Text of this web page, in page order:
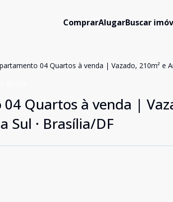
ComprarAlugarBuscar
04 Quartos à venda | Vazado, 210m² e
Quartos à venda |
Sul · Brasília/DF